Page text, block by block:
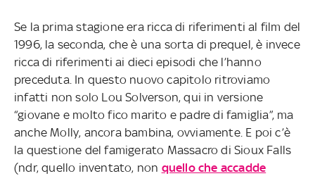
Se la prima stagione era ricca di riferimenti al film del
1996, la seconda, che è una sorta di prequel, è invece
ricca di riferimenti ai dieci episodi che l’hanno
preceduta. In questo nuovo capitolo ritroviamo
infatti non solo Lou Solverson, qui in versione
“giovane e molto fico marito e padre di famiglia”, ma
anche Molly, ancora bambina, ovviamente. E poi c’è
la questione del famigerato Massacro di Sioux Falls
(ndr, quello inventato, non quello che accadde